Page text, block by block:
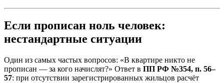
Если прописан ноль человек:
нестандартные ситуации
Один из самых частых вопросов: «В квартире никто не
прописан — за кого начислят?» Ответ в ПП РФ №354, п. 56–
57: при отсутствии зарегистрированных жильцов расчёт